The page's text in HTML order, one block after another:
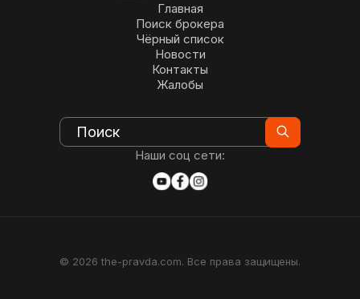
Главная
Поиск брокера
Чёрный список
Новости
Контакты
Жалобы
Наши соц сети:
© 2026 the-pravda.com. Все права защищены.